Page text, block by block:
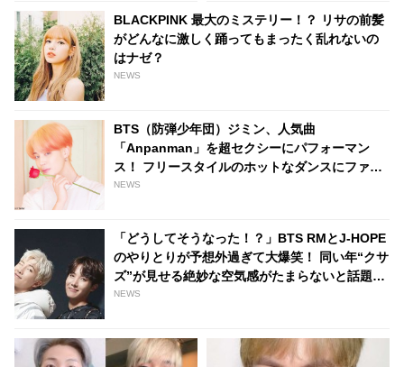
BLACKPINK 最大のミステリー！？ リサの前髪
がどんなに激しく踊ってもまったく乱れないの
はナゼ？
NEWS
BTS（防弾少年団）ジミン、人気曲
「Anpanman」を超セクシーにパフォーマン
ス！ フリースタイルのホットなダンスにファン
悶絶
NEWS
「どうしてそうなった！？」BTS RMとJ-HOPE
のやりとりが予想外過ぎて大爆笑！ 同い年“クサ
ズ”が見せる絶妙な空気感がたまらないと話題
「完全に2人のペースだわ」
NEWS